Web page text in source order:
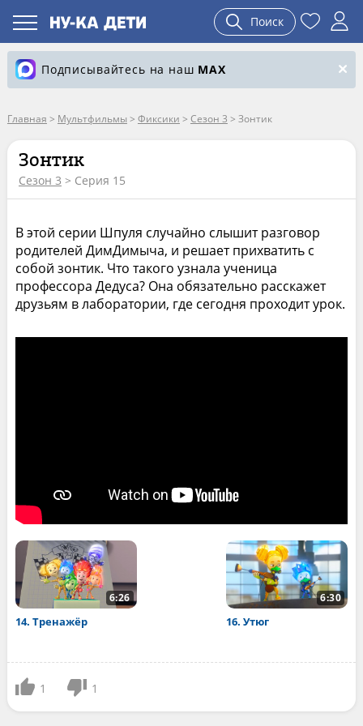
Поиск
Подписывайтесь на наш MAX
Главная > Мультфильмы > Фиксики > Сезон 3 > Зонтик
Зонтик
Сезон 3 > Серия 15
В этой серии Шпуля случайно слышит разговор
родителей ДимДимыча, и решает прихватить с
собой зонтик. Что такого узнала ученица
профессора Дедуса? Она обязательно расскажет
друзьям в лаборатории, где сегодня проходит урок.
6:26
14. Тренажёр
6:30
16. Утюг
1 1